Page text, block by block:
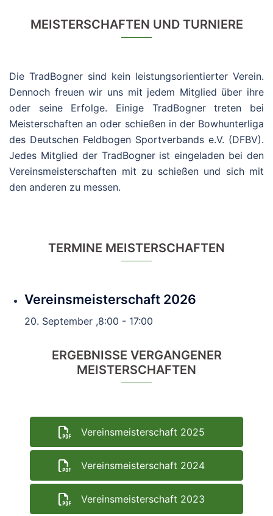
MEISTERSCHAFTEN UND TURNIERE
Die TradBogner sind kein leistungsorientierter Verein.
Dennoch freuen wir uns mit jedem Mitglied über ihre
oder seine Erfolge. Einige TradBogner treten bei
Meisterschaften an oder schießen in der Bowhunterliga
des Deutschen Feldbogen Sportverbands e.V. (DFBV).
Jedes Mitglied der TradBogner ist eingeladen bei den
Vereinsmeisterschaften mit zu schießen und sich mit
den anderen zu messen.
TERMINE MEISTERSCHAFTEN
Vereinsmeisterschaft 2026
20. September ,8:00 - 17:00
ERGEBNISSE VERGANGENER
MEISTERSCHAFTEN
Vereinsmeisterschaft 2025
Vereinsmeisterschaft 2024
Vereinsmeisterschaft 2023